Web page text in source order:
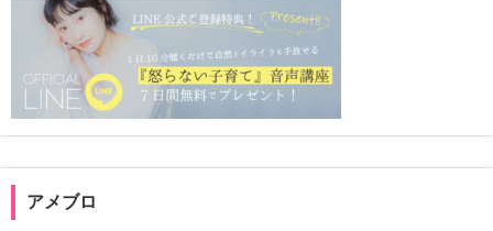
アメブロ